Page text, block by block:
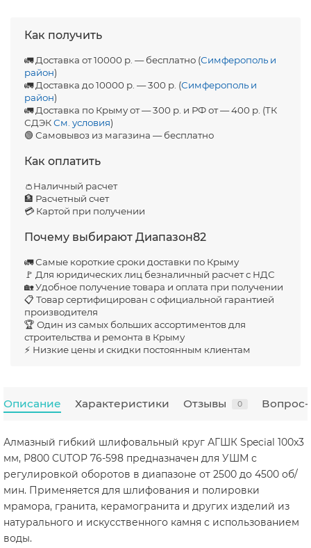
Как получить
🚛 Доставка от 10000 р. — бесплатно (Симферополь и
район)
🚛 Доставка до 10000 р. — 300 р. (Симферополь и
район)
🚛 Доставка по Крыму от — 300 р. и РФ от — 400 р. (ТК
СДЭКСм. условия)
🟢 Самовывоз из магазина — бесплатно
Как оплатить
👛Наличный расчет
🏦 Расчетный счет
💳 Картой при получении
Почему выбирают Диапазон82
🚛 Самые короткие сроки доставки по Крыму
🚩 Для юридических лиц безналичный расчет с НДС
🏡 Удобное получение товара и оплата при получении
📋 Товар сертифицирован с официальной гарантией
производителя
🏆 Один из самых больших ассортиментов для
строительства и ремонта в Крыму
⚡ Низкие цены и скидки постоянным клиентам
Описание Характеристики Отзывы 0 Вопрос-
Алмазный гибкий шлифовальный круг АГШК Special 100x3
мм, Р800 CUTOP 76-598 предназначен для УШМ с
регулировкой оборотов в диапазоне от 2500 до 4500 об/
мин. Применяется для шлифования и полировки
мрамора, гранита, керамогранита и других изделий из
натурального и искусственного камня с использованием
воды.